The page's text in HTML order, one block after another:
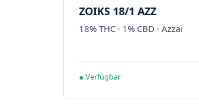
ZOIKS 18/1 AZZ
18% THC · 1% CBD · Azzai
● Verfügbar